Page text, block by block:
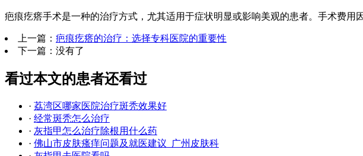
疤痕疙瘩手术是一种的治疗方式，尤其适用于症状明显或影响美观的患者。手术费
上一篇： 疤痕疙瘩的治疗：选择专科医院的重要性
下一篇：没有了
看过本文的患者还看过
· 荔湾区哪家医院治疗斑秃效果好
· 经常斑秃怎么治疗
· 灰指甲怎么治疗除根用什么药
· 佛山市皮肤瘙痒问题及就医建议_广州皮肤科